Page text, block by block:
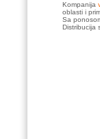
Kompanija
oblasti i
Sa
Distribucija